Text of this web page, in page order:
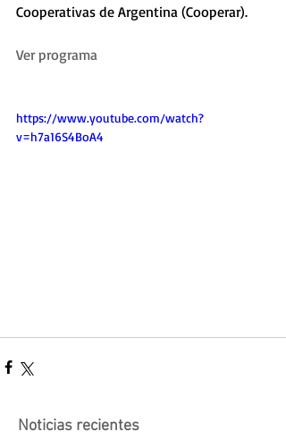
Cooperativas de Argentina (Cooperar).
Ver programa
https://www.youtube.com/watch?
v=h7a16S4BoA4
Noticias recientes